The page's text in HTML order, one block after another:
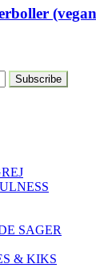
SAGER
& KIKS